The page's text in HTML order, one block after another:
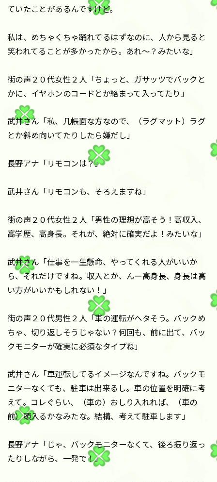
ていたことがあるんですけど。
私は、めちゃくちゃ踊れてるはずなのに、人から見ると
笑われてることが多かったから。あれ〜？みたいな」
街の声２０代女性２人「ちょっと、ガサッツでバックと
かに、イヤホンのコードとか絡まって入ってたり」
武井さん「私、几帳面な方なので、（ラグマット）ラグ
とか斜め向いてたりしたら嫌だし」
長野アナ「リモコンは？」
武井さん「リモコンも、そろえますね」
街の声２０代女性２人「男性の理想が高そう！高収入、
高学歴、高身長。それが、絶対に確実だよ！みたいな」
武井さん「仕事を一生懸命、やってくれる人がいいか
ら、それだけですね。収入とか、んー高身長、身長は高
い方がいいかもしれない！」
街の声２０代男性２人「車の運転がヘタそう。バックめ
ちゃ、切り返しそうじゃない？何回も、前に出て、バッ
クモニターが確実に必須なタイプね」
武井さん「車運転してるイメージなんですね。バックモ
ニターなくても、駐車は出来るし。車の位置を明確に考
えて。コレぐらい、（車の）おしり入れれば、（車の
前）頭入るかなみたな。結構、考えて駐車します」
長野アナ「じゃ、バックモニターなくて、後ろ振り返っ
たりしながら、一発で！」